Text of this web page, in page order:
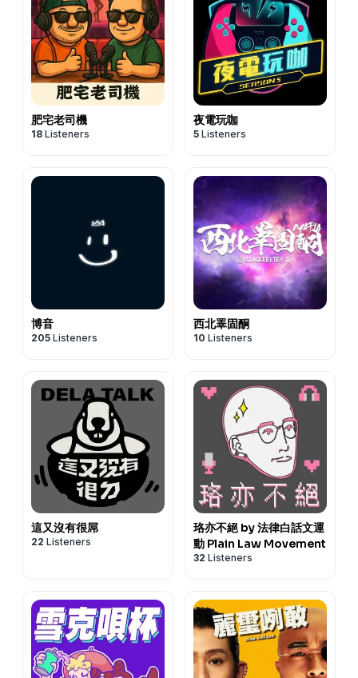
肥宅老司機
18 Listeners
夜電玩咖
5 Listeners
博音
205 Listeners
西北睪固酮
10 Listeners
這又沒有很屌
22 Listeners
珞亦不絕 by 法律白話文運
動 Plain Law Movement
32 Listeners